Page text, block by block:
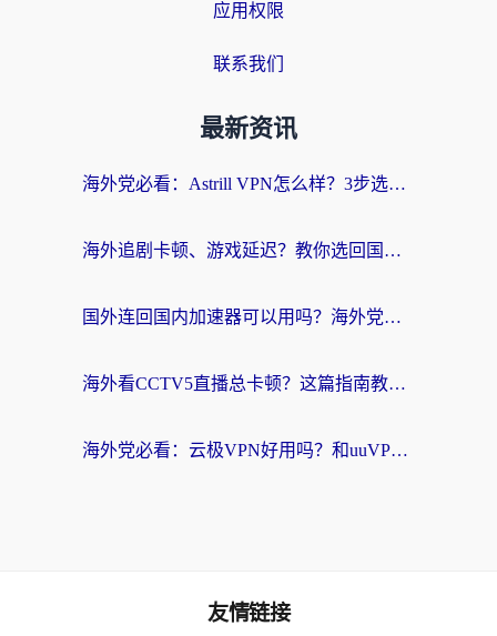
应用权限
联系我们
最新资讯
海外党必看：Astrill VPN怎么样？3步选对回国加速器实现无缝刷剧玩游戏
海外追剧卡顿、游戏延迟？教你选回国加速器，附免费加速器试用一小时福利
国外连回国内加速器可以用吗？海外党亲测实用指南，解决追剧游戏卡顿难题
海外看CCTV5直播总卡顿？这篇指南教你选对回国加速器，无缝刷国内资源
海外党必看：云极VPN好用吗？和uuVPN对比哪个回国效果更好？附真实体验+避坑指南
友情链接